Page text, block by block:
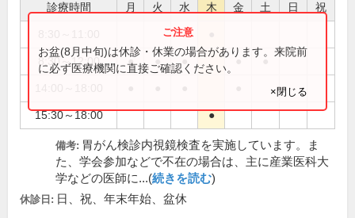
診療時間 月 火 水 木 金 土 日 祝
8:30～12:00 ● ● ● ● ●
15:30～18:00 ●
お盆(8月中旬)は休診・休業の場合があります。来院前
に必ず医療機関に直接ご確認ください。
×閉じる
備考: 胃がん検診内視鏡検査を実施しています。ま
た、学会参加などで不在の場合は、主に産業医科大
学などの医師に...(続きを読む)
休診日: 日、祝、年末年始、盆休